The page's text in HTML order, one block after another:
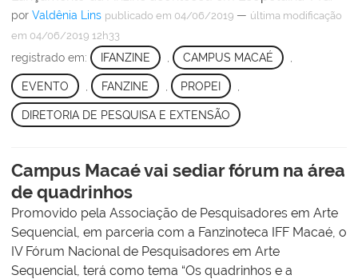
por Valdênia Lins publicado em 04/06/2019 — última modificação
em 04/06/2019 12h33
registrado em: IFANZINE CAMPUS MACAÉ
EVENTO FANZINE PROPEI
DIRETORIA DE PESQUISA E EXTENSÃO
Campus Macaé vai sediar fórum na área
de quadrinhos
Promovido pela Associação de Pesquisadores em Arte
Sequencial, em parceria com a Fanzinoteca IFF Macaé, o
IV Fórum Nacional de Pesquisadores em Arte
Sequencial, terá como tema “Os quadrinhos e a